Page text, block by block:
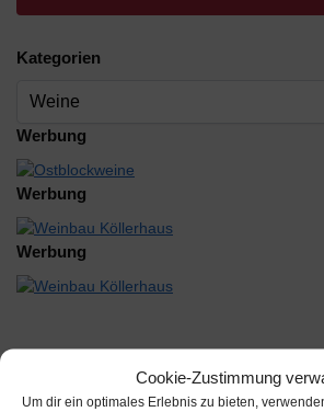
Cookie-Zustimmung
Um dir ein optimales Erlebnis zu bieten,
Kategorien
Werbung
Werbung
Werbung
Beschreibung